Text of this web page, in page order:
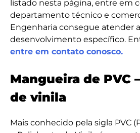
listado nesta página, entre em
departamento técnico e
Engenharia consegue atender
desenvolvimento específico.
entre em contato conosco.
Mangueira de PVC
de vinila
Mais conhecido pela sigla PVC